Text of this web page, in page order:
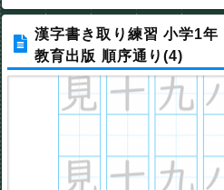
漢字書き取り練習 小学1年
教育出版 順序通り(4)